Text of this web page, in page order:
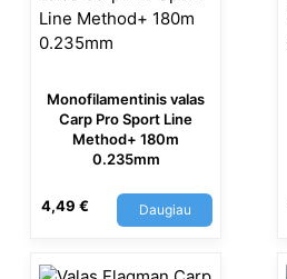
Monofilamentinis valas
Carp Pro Sport Line
Method+ 180m
0.235mm
4,49 € Daugiau